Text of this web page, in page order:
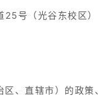
号（光谷东校区）
、直辖市）的政策